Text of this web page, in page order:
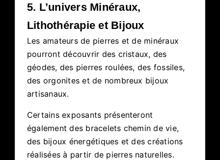
5. L’univers Minéraux,
Lithothérapie et Bijoux
Les amateurs de pierres et de minéraux
pourront découvrir des cristaux, des
géodes, des pierres roulées, des fossiles,
des orgonites et de nombreux bijoux
artisanaux.
Certains exposants présenteront
également des bracelets chemin de vie,
des bijoux énergétiques et des créations
réalisées à partir de pierres naturelles.